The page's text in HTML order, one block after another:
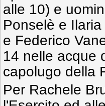
alle 10) e
Ponselè e
e Federico
14 nelle acque
capolugo della
Per Rachele